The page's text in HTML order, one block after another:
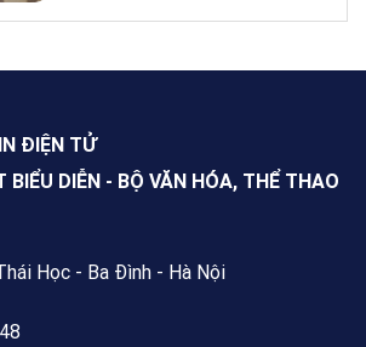
NXBGDVN phối hợp với Hội Nhà
Nam trong và ngoài nước, không
giới hạn độ tuổi, nghề nghiệp hay
nơi cư trú.
ĐIỆN TỬ
BIỂU DIỄN - BỘ VĂN HÓA, THỂ THAO
Học - Ba Đình - Hà Nội